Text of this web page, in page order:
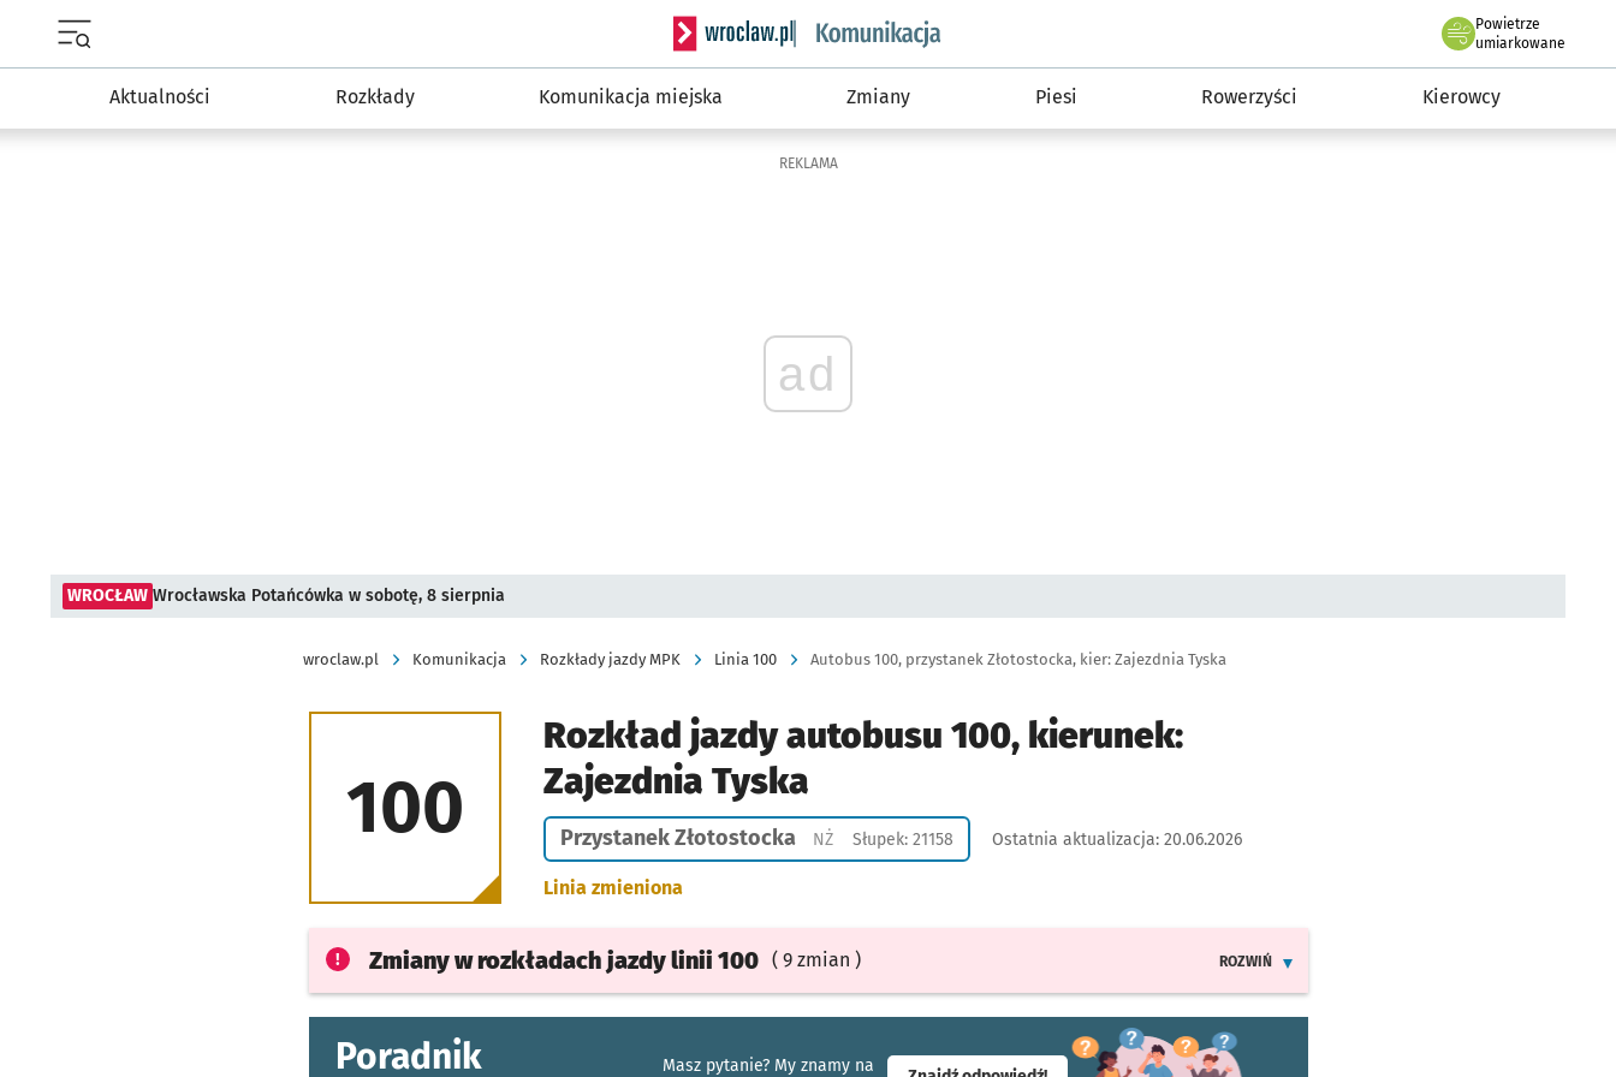
Serwis informacyjny wroclaw.pl podserwis: Komunikacja
Powietrze
we Wrocławiu
umiarkowane
Aktualności Rozkłady Komunikacja miejska Zmiany Piesi Rowerzyści Kierowcy
REKLAMA
ad
WROCŁAW Wrocławska Potańcówka w sobotę, 8 sierpnia
wroclaw.pl Komunikacja Rozkłady jazdy MPK Linia 100 Autobus 100, przystanek Złotostocka, kier: Zajezdnia Tyska
100
Rozkład jazdy autobusu 100, kierunek:
Zajezdnia Tyska
Przystanek Złotostocka NŻPrzystanek na życzenie
Słupek: 21158 Ostatnia aktualizacja: 20.06.2026
Linia zmieniona
Zmiany w rozkładach jazdylinii 100 ( 9 zmian )
ROZWIŃ
Poradnik
Masz pytanie? My znamy na